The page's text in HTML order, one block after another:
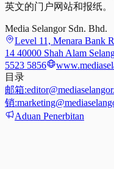
英文的门户网站和报纸。
Media Selangor Sdn. Bhd.
Level 11, Menara Bank
14 40000 Shah Alam
5523 5856
目录
邮箱:
销:
Aduan Penerbitan